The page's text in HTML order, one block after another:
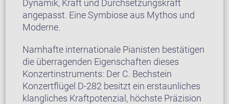
Dynamik, Kraft und Durchsetzungskraft
angepasst. Eine Symbiose aus Mythos und
Moderne.
Namhafte internationale Pianisten bestätigen
die überragenden Eigenschaften dieses
Konzertinstruments: Der C. Bechstein
Konzertflügel D-282 besitzt ein erstaunliches
klangliches Kraftpotenzial, höchste Präzision